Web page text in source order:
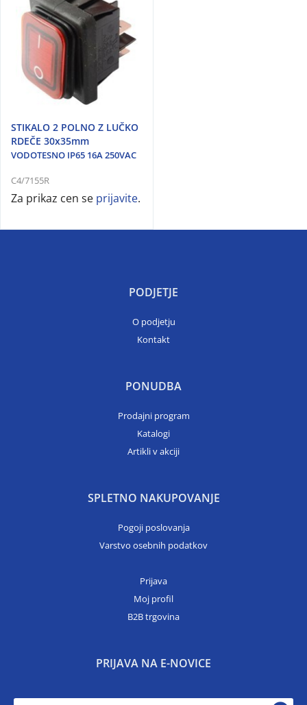
STIKALO 2 POLNO Z LUČKO
RDEČE 30x35mm
VODOTESNO IP65 16A 250VAC
C4/7155R
Za prikaz cen se prijavite.
PODJETJE
O podjetju
Kontakt
PONUDBA
Prodajni program
Katalogi
Artikli v akciji
SPLETNO NAKUPOVANJE
Pogoji poslovanja
Varstvo osebnih podatkov
Prijava
Moj profil
B2B trgovina
PRIJAVA NA E-NOVICE